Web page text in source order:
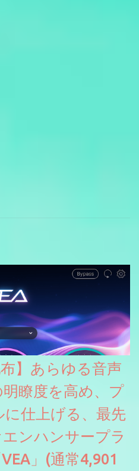
布】あらゆる音声
瞭度を高め、プ
仕上げる、最先
ンハンサープラ
」(通常4,901